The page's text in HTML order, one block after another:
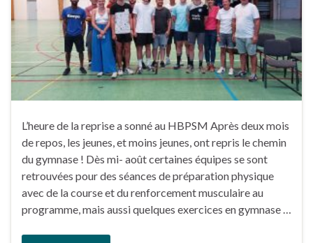
L’heure de la reprise a sonné au HBPSM Après deux mois
de repos, les jeunes, et moins jeunes, ont repris le chemin
du gymnase ! Dès mi- août certaines équipes se sont
retrouvées pour des séances de préparation physique
avec de la course et du renforcement musculaire au
programme, mais aussi quelques exercices en gymnase …